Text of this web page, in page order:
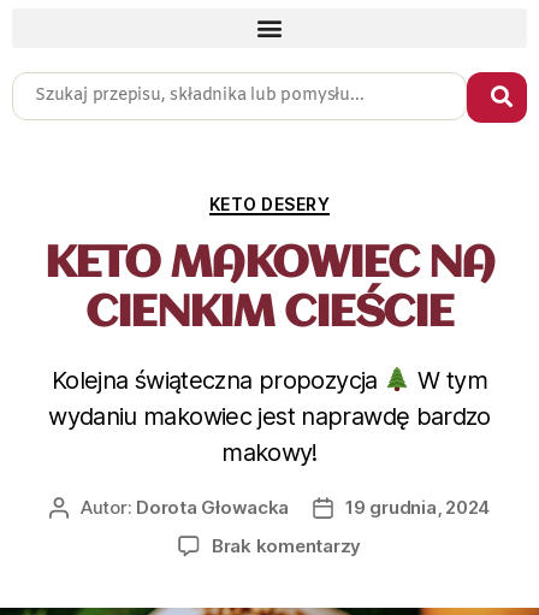
KETO DESERY
KETO MAKOWIEC NA
CIENKIM CIEŚCIE
Kolejna świąteczna propozycja
W tym
wydaniu makowiec jest naprawdę bardzo
makowy!
Autor: Dorota Głowacka
19 grudnia, 2024
Brak komentarzy